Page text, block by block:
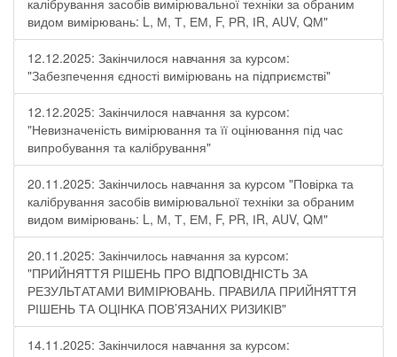
калібрування засобів вимірювальної техніки за обраним
видом вимірювань: L, М, Т, ЕМ, F, РR, ІR, АUV, QМ"
12.12.2025: Закінчилося навчання за курсом:
"Забезпечення єдності вимірювань на підприємстві"
12.12.2025: Закінчилося навчання за курсом:
"Невизначеність вимірювання та її оцінювання під час
випробування та калібрування"
20.11.2025: Закінчилось навчання за курсом "Повірка та
калібрування засобів вимірювальної техніки за обраним
видом вимірювань: L, М, Т, ЕМ, F, РR, ІR, АUV, QМ"
20.11.2025: Закінчилось навчання за курсом:
"ПРИЙНЯТТЯ РІШЕНЬ ПРО ВІДПОВІДНІСТЬ ЗА
РЕЗУЛЬТАТАМИ ВИМІРЮВАНЬ. ПРАВИЛА ПРИЙНЯТТЯ
РІШЕНЬ ТА ОЦІНКА ПОВ’ЯЗАНИХ РИЗИКІВ"
14.11.2025: Закінчилося навчання за курсом: